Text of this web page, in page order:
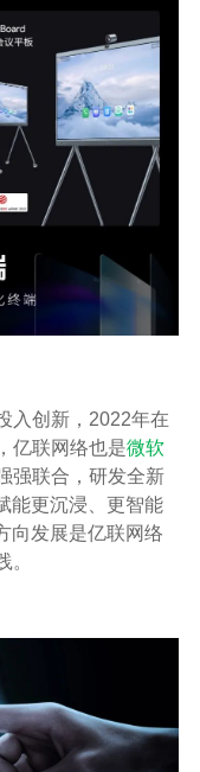
入创新，2022年在
亿联网络也是微软
强联合，研发全新
能更沉浸、更智能
向发展是亿联网络
。